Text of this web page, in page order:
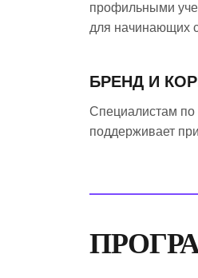
профильными
для начинающих
БРЕНД И
Специалистам по
поддерживает